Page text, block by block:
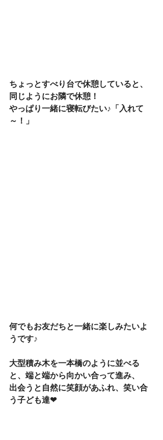
ちょっとすべり台で休憩していると、
同じようにお隣で休憩！
やっぱり一緒に寝転びたい♪「入れて
～！」
何でもお友だちと一緒に楽しみたいよ
うです♪
大型積み木を一本橋のように並べる
と、端と端から向かい合って進み、
出会うと自然に笑顔があふれ、笑い合
う子ども達❤